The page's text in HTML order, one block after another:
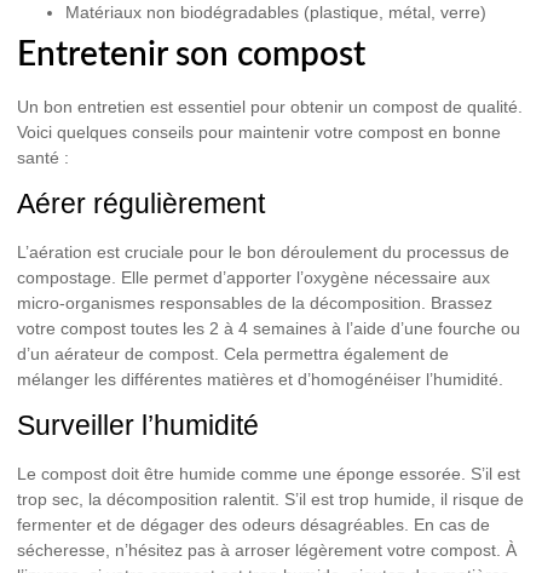
Matériaux non biodégradables (plastique, métal, verre)
Entretenir son compost
Un bon entretien est essentiel pour obtenir un compost de qualité.
Voici quelques conseils pour maintenir votre compost en bonne
santé :
Aérer régulièrement
L’aération est cruciale pour le bon déroulement du processus de
compostage. Elle permet d’apporter l’oxygène nécessaire aux
micro-organismes responsables de la décomposition. Brassez
votre compost toutes les 2 à 4 semaines à l’aide d’une fourche ou
d’un aérateur de compost. Cela permettra également de
mélanger les différentes matières et d’homogénéiser l’humidité.
Surveiller l’humidité
Le compost doit être humide comme une éponge essorée. S’il est
trop sec, la décomposition ralentit. S’il est trop humide, il risque de
fermenter et de dégager des odeurs désagréables. En cas de
sécheresse, n’hésitez pas à arroser légèrement votre compost. À